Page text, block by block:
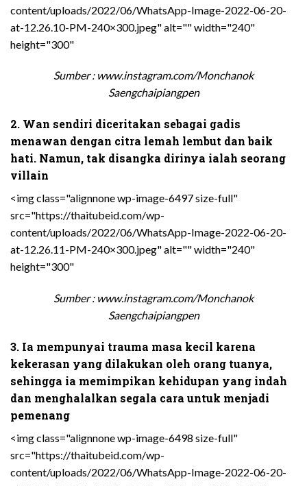
content/uploads/2022/06/WhatsApp-Image-2022-06-20-
at-12.26.10-PM-240×300.jpeg" alt="" width="240"
height="300"
Sumber : www.instagram.com/Monchanok
Saengchaipiangpen
2. Wan sendiri diceritakan sebagai gadis
menawan dengan citra lemah lembut dan baik
hati. Namun, tak disangka dirinya ialah seorang
villain
<img class="alignnone wp-image-6497 size-full"
src="https://thaitubeid.com/wp-
content/uploads/2022/06/WhatsApp-Image-2022-06-20-
at-12.26.11-PM-240×300.jpeg" alt="" width="240"
height="300"
Sumber : www.instagram.com/Monchanok
Saengchaipiangpen
3. Ia mempunyai trauma masa kecil karena
kekerasan yang dilakukan oleh orang tuanya,
sehingga ia memimpikan kehidupan yang indah
dan menghalalkan segala cara untuk menjadi
pemenang
<img class="alignnone wp-image-6498 size-full"
src="https://thaitubeid.com/wp-
content/uploads/2022/06/WhatsApp-Image-2022-06-20-